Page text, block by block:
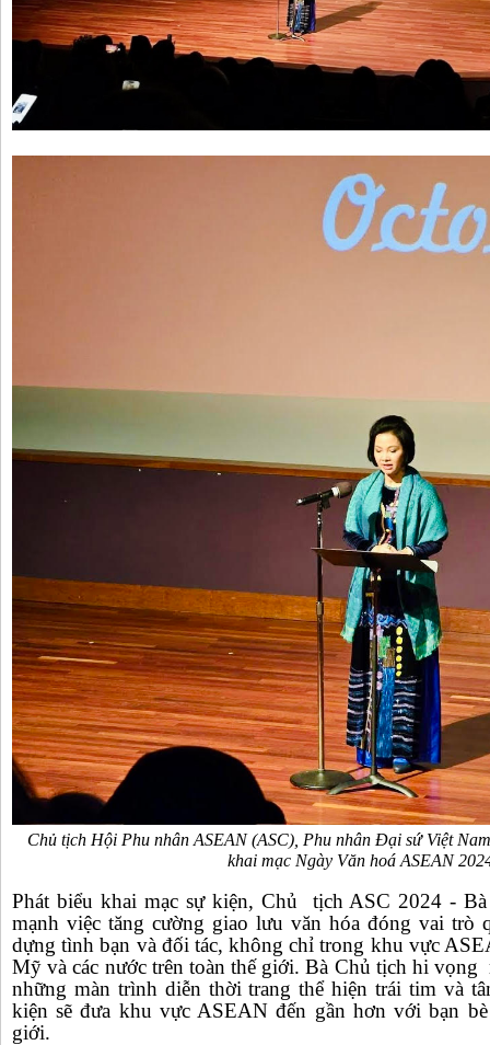
Chủ tịch Hội Phu nhân ASEAN (ASC), Phu nhân Đại sứ Việt
khai mạc Ngày Văn hoá ASEAN
Phát biểu khai mạc sự kiện, Chủ tịch ASC 2024 -
mạnh việc tăng cường giao lưu văn hóa đóng vai trò
dựng tình bạn và đối tác, không chỉ trong khu vực
Mỹ và các nước trên toàn thế giới. Bà Chủ tịch hi
những màn trình diễn thời trang thể hiện trái tim và
kiện sẽ đưa khu vực ASEAN đến gần hơn với bạn
giới.